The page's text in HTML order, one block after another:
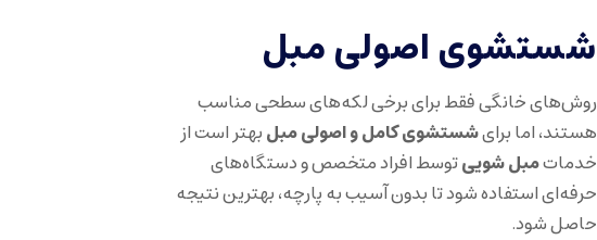
شستشوی اصولی مبل
روش‌های خانگی فقط برای برخی لکه‌های سطحی مناسب
هستند، اما برایشستشوی کامل و اصولی مبلبهتر است از
خدماتمبل شوییتوسط افراد متخصص و دستگاه‌های
حرفه‌ای استفاده شود تا بدون آسیب به پارچه، بهترین نتیجه
حاصل شود.